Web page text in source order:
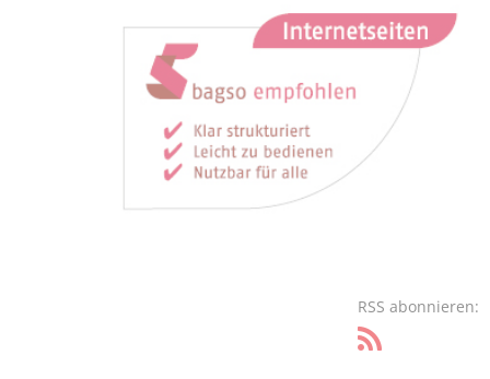
RSS abonnieren: